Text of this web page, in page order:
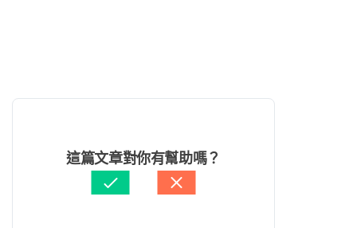
這篇文章對你有幫助嗎？